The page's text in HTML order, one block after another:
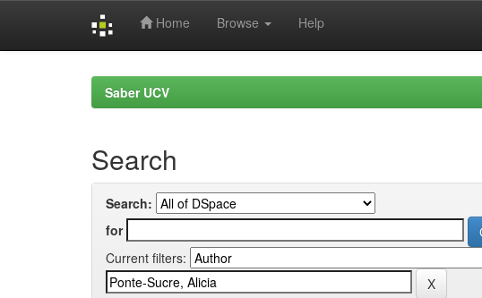
Home Browse Help
Saber UCV
Search
Search:
for
Current filters: